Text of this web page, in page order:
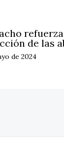
de las
de 2024